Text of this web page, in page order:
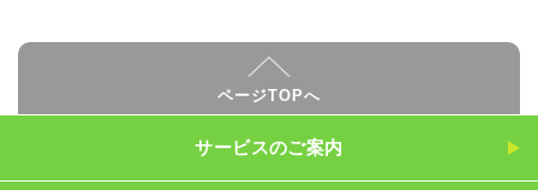
ページTOPへ
サービスのご案内